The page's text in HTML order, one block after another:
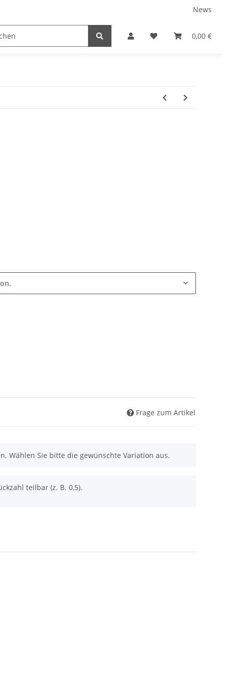
News
0,00 €
GEBRAUCHT
Frage zum Artikel
Wählen Sie bitte die gewünschte Variation aus.
teilbar (z. B. 0,5).